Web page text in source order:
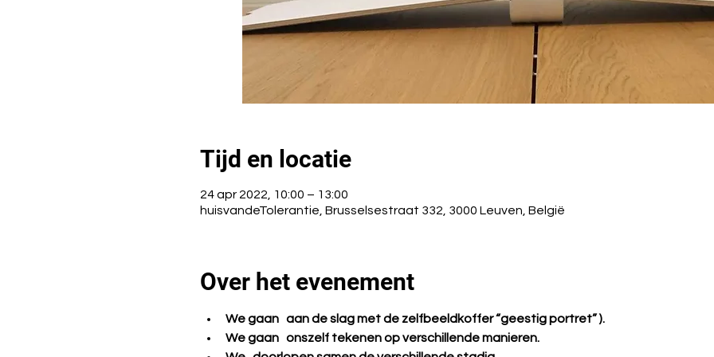
Tijd en locatie
24 apr 2022, 10:00 – 13:00
huisvandeTolerantie, Brusselsestraat 332, 3000 Leuven, België
Over het evenement
We gaan   aan de slag met de zelfbeeldkoffer “geestig portret” ).
We gaan   onszelf tekenen op verschillende manieren.